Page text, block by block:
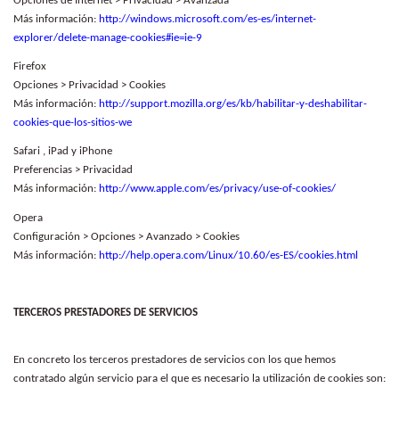
Más información: http://windows.microsoft.com/es-es/internet-
explorer/delete-manage-cookies#ie=ie-9
Firefox
Opciones > Privacidad > Cookies
Más información: http://support.mozilla.org/es/kb/habilitar-y-deshabilitar-
cookies-que-los-sitios-we
Safari , iPad y iPhone
Preferencias > Privacidad
Más información: http://www.apple.com/es/privacy/use-of-cookies/
Opera
Configuración > Opciones > Avanzado > Cookies
Más información: http://help.opera.com/Linux/10.60/es-ES/cookies.html
TERCEROS PRESTADORES DE SERVICIOS
En concreto los terceros prestadores de servicios con los que hemos
contratado algún servicio para el que es necesario la utilización de cookies son: